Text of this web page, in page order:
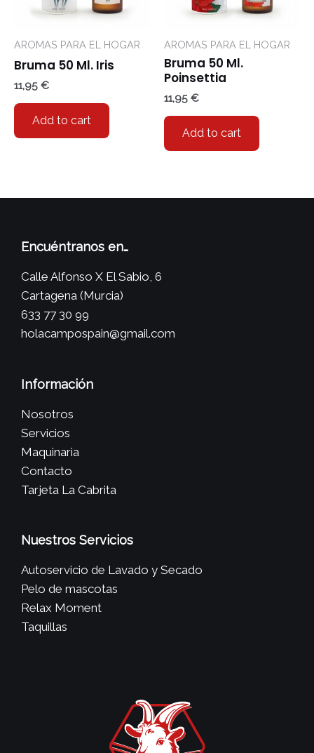
AROMAS PARA EL HOGAR
Bruma 50 Ml. Iris
11,95 €
Add to cart
AROMAS PARA EL HOGAR
Bruma 50 Ml.
Poinsettia
11,95 €
Add to cart
Encuéntranos en…
Calle Alfonso X El Sabio, 6
Cartagena (Murcia)
633 77 30 99
holacampospain@gmail.com
Información
Nosotros
Servicios
Maquinaria
Contacto
Tarjeta La Cabrita
Nuestros Servicios
Autoservicio de Lavado y Secado
Pelo de mascotas
Relax Moment
Taquillas